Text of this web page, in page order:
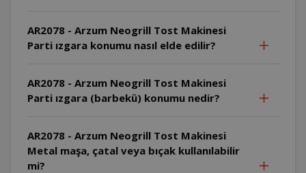
AR2078 - Arzum Neogrill Tost Makinesi
Parti ızgara konumu nasıl elde edilir?
AR2078 - Arzum Neogrill Tost Makinesi
Parti ızgara (barbekü) konumu nedir?
AR2078 - Arzum Neogrill Tost Makinesi
Metal maşa, çatal veya bıçak kullanılabilir
mi?